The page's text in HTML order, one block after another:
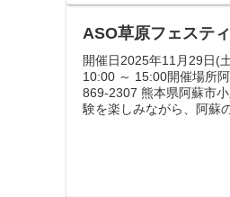
ASO草原フェステ
開催日2025年11月29日(
10:00 ～ 15:00開催場所
869-2307 熊本県阿蘇市
験を楽しみながら、阿蘇